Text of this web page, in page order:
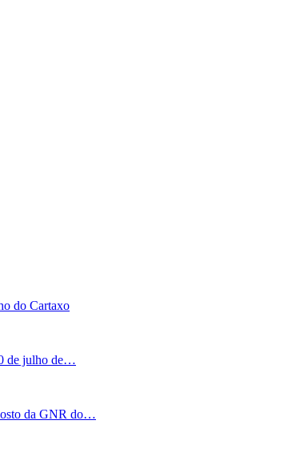
do Cartaxo
de julho de…
da GNR do…